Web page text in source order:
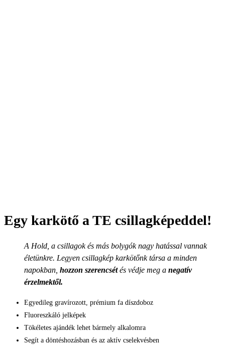
Egy karkötő a TE csillagképeddel!
A Hold, a csillagok és más bolygók nagy hatással vannak
életünkre. Legyen csillagkép karkötőnk társa a minden
napokban, hozzon szerencsétés védje meg a negatív
érzelmektől.
Egyedileg gravírozott, prémium fa díszdoboz
Fluoreszkáló jelképek
Tökéletes ajándék lehet bármely alkalomra
Segít a döntéshozásban és az aktív cselekvésben